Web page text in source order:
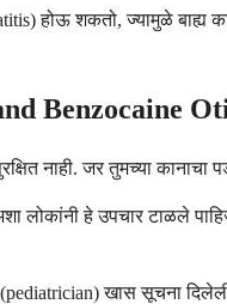
होऊ शकतो, ज्यामुळे
Benzocaine
नाही. जर तुमच्या
लोकांनी हे उपचार टाळले
(pediatrician) खास सूचना